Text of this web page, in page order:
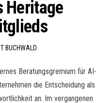
Heritage
BUCHWALD
Beratungsgremium für AI-
die Entscheidung als
an. Im vergangenen